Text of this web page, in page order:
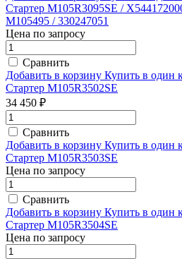
Стартер M105R3095SE /
M105495 / 330247051
Цена по запросу
Сравнить
Добавить в корзину Купить в один
Стартер M105R3502SE
34 450 ₽
Сравнить
Добавить в корзину Купить в один
Стартер M105R3503SE
Цена по запросу
Сравнить
Добавить в корзину Купить в один
Стартер M105R3504SE
Цена по запросу